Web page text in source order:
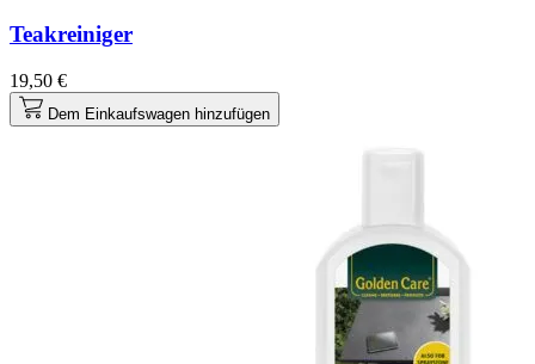
Teakreiniger
19,50 €
Dem Einkaufswagen hinzufügen